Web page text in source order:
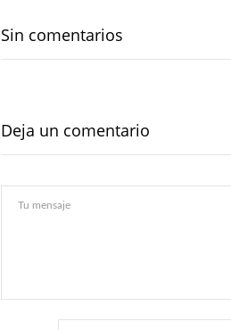
Sin comentarios
Deja un comentario